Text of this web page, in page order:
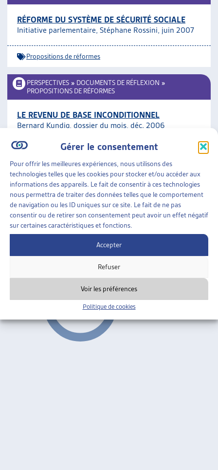
Gérer le consentement
Pour offrir les meilleures expériences, nous utilisons des
technologies telles que les cookies pour stocker et/ou accéder aux
informations des appareils. Le fait de consentir à ces technologies
nous permettra de traiter des données telles que le comportement
de navigation ou les ID uniques sur ce site. Le fait de ne pas
consentir ou de retirer son consentement peut avoir un effet négatif
sur certaines caractéristiques et fonctions.
Accepter
Refuser
Voir les préférences
Politique de cookies
RÉFORME DU SYSTÈME DE SÉCURITÉ SOCIALE
Initiative parlementaire, Stéphane Rossini, juin 2007
Propositions de réformes
PERSPECTIVES » DOCUMENTS DE RÉFLEXION »
PROPOSITIONS DE RÉFORMES
LE REVENU DE BASE INCONDITIONNEL
Bernard Kundig, dossier du mois, déc. 2006
Propositions de réformes
PERSPECTIVES» DOCUMENTS DE RÉFLEXION»
PROPOSITIONS DE RÉFORMES
LA RÉFORME DE L’ÉTAT SOCIAL SUISSE: RÉUSSIR
LE DÉFI DE L’INVESTISSEMENT SOCIAL
Fabio Bertozzi et al., dossier du mois, juin 2006
Propositions de réformes ARTIAS